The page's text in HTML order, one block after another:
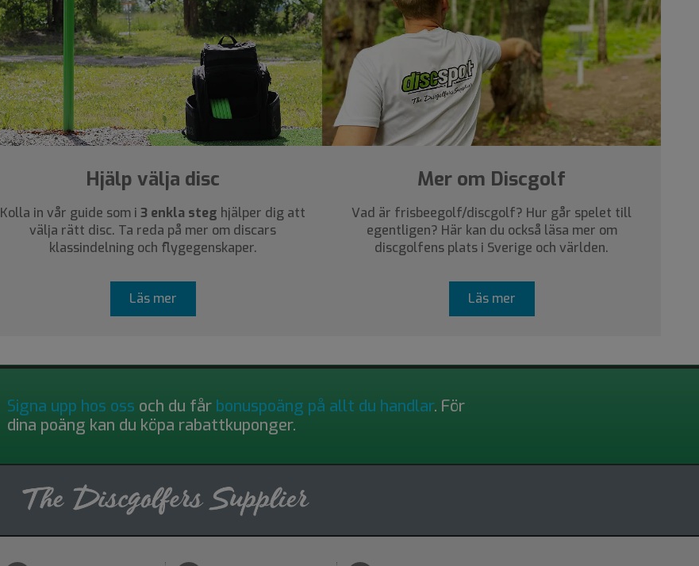
Hjälp välja disc
Kolla in vår guide som i3 enkla steg hjälper dig att
välja rätt disc. Ta reda på mer om discars
klassindelning och flygegenskaper.
Läs mer
Mer om Discgolf
Vad är frisbeegolf/discgolf? Hur går spelet till
egentligen? Här kan du också läsa mer om
discgolfens plats i Sverige och världen.
Läs mer
Signa upp hos oss och du får bonuspoäng på allt du handlar. För
dina poäng kan du köpa rabattkuponger.